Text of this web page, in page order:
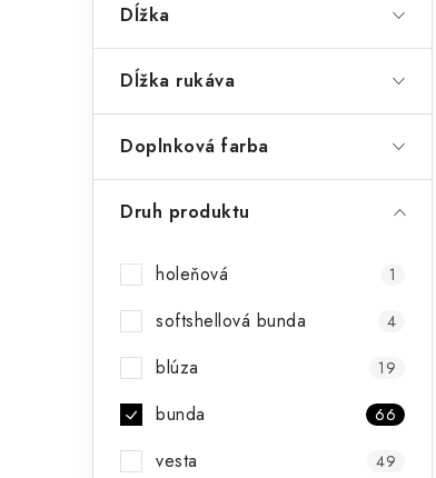
Dĺžka
Dĺžka rukáva
Doplnková farba
Druh produktu
holeňová 1
softshellová bunda 4
blúza 19
bunda 66
vesta 49